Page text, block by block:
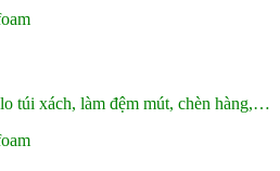
túi xách, làm đệm mút, chèn hàng,…